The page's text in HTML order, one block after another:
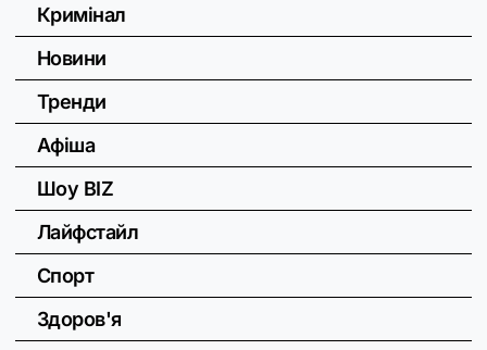
Кримінал
Новини
Тренди
Афіша
Шоу BIZ
Лайфстайл
Спорт
Здоров'я